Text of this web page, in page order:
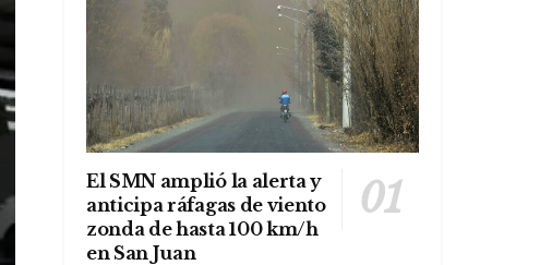
El SMN amplió la alerta y
anticipa ráfagas de viento
zonda de hasta 100 km/h
en San Juan